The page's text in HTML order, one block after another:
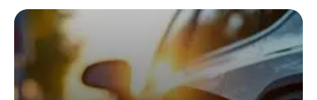
renonçant provisoirement à
l’électrique total
27 janvier 2026